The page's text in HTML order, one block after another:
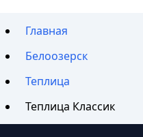
Главная
Белоозерск
Теплица
Теплица Классик